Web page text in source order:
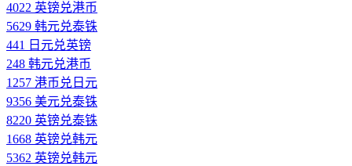
4022 英镑兑港币
5629 韩元兑泰铢
441 日元兑英镑
248 韩元兑港币
1257 港币兑日元
9356 美元兑泰铢
8220 英镑兑泰铢
1668 英镑兑韩元
5362 英镑兑韩元